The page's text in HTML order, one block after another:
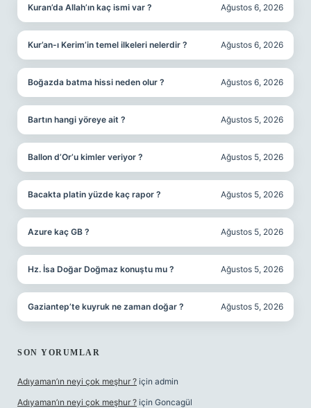
Kuran’da Allah’ın kaç ismi var ? Ağustos 6, 2026
Kur’an-ı Kerim’in temel ilkeleri nelerdir ? Ağustos 6, 2026
Boğazda batma hissi neden olur ? Ağustos 6, 2026
Bartın hangi yöreye ait ? Ağustos 5, 2026
Ballon d’Or’u kimler veriyor ? Ağustos 5, 2026
Bacakta platin yüzde kaç rapor ? Ağustos 5, 2026
Azure kaç GB ? Ağustos 5, 2026
Hz. İsa Doğar Doğmaz konuştu mu ? Ağustos 5, 2026
Gaziantep’te kuyruk ne zaman doğar ? Ağustos 5, 2026
SON YORUMLAR
Adıyaman’ın neyi çok meşhur ? için admin
Adıyaman’ın neyi çok meşhur ? için Goncagül